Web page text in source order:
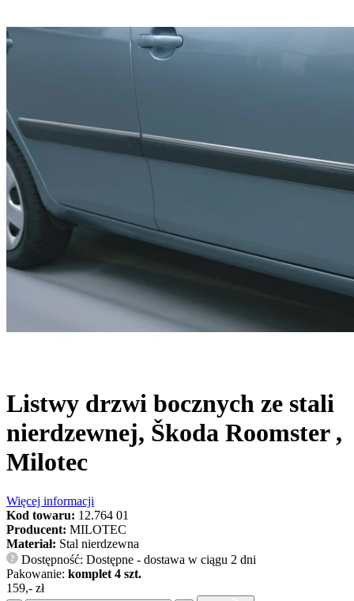
Listwy drzwi bocznych ze stali
nierdzewnej, Škoda Roomster ,
Milotec
Więcej informacji
Kod towaru: 12.764 01
Producent: MILOTEC
Materiał: Stal nierdzewna
?
Dostępność: Dostępne - dostawa w ciągu 2 dni
Pakowanie: komplet 4 szt.
159,- zł